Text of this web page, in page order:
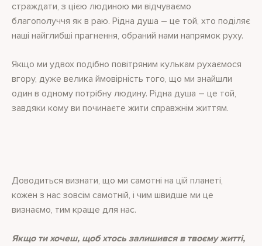
страждати, з цією людиною ми відчуваємо
благополуччя як в раю. Рідна душа – це той, хто поділяє
наші найглибші прагнення, обраний нами напрямок руху.
Якщо ми удвох подібно повітряним кулькам рухаємося
вгору, дуже велика ймовірність того, що ми знайшли
один в одному потрібну людину. Рідна душа – це той,
завдяки кому ви починаєте жити справжнім життям.
Доводиться визнати, що ми самотні на цій планеті,
кожен з нас зовсім самотній, і чим швидше ми це
визнаємо, тим краще для нас.
Якщо ти хочеш, щоб хтось залишився в твоєму житті,